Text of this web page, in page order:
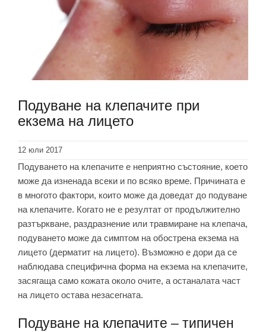
Подуване на клепачите при
екзема на лицето
12 юли 2017
Подуването на клепачите е неприятно състояние, което
може да изненада всеки и по всяко време. Причината е
в многото фактори, които може да доведат до подуване
на клепачите. Когато не е резултат от продължително
разтъркване, раздразнение или травмиране на клепача,
подуването може да симптом на обострена екзема на
лицето (дерматит на лицето). Възможно е дори да се
наблюдава специфична форма на екзема на клепачите,
засягаща само кожата около очите, а останалата част
на лицето остава незасегната.
Подуване на клепачите – типичен